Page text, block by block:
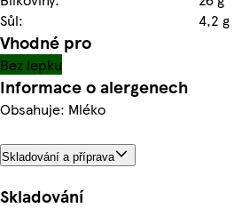
Sůl:
4,2 g
Vhodné pro
Bez lepku
Informace o alergenech
Obsahuje: Mléko
Skladování a příprava
Skladování